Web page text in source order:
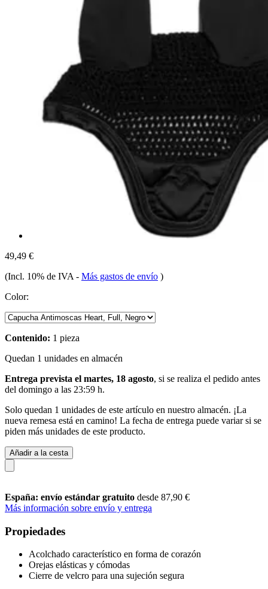
49,49 €
(Incl. 10% de IVA - Más gastos de envío )
Color:
Contenido: 1 pieza
Quedan 1 unidades en almacén
Entrega prevista el martes, 18 agosto, si se realiza el pedido antes
del domingo a las 23:59 h.
Solo quedan 1 unidades de este artículo en nuestro almacén. ¡La
nueva remesa está en camino! La fecha de entrega puede variar si se
piden más unidades de este producto.
Añadir a la cesta
España: envío estándar gratuito desde 87,90 €
Más información sobre envío y entrega
Propiedades
Acolchado característico en forma de corazón
Orejas elásticas y cómodas
Cierre de velcro para una sujeción segura